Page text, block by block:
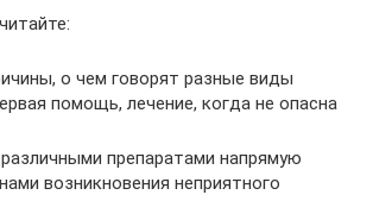
о чем говорят разные виды
помощь, лечение, когда не опасна
препаратами напрямую
возникновения неприятного